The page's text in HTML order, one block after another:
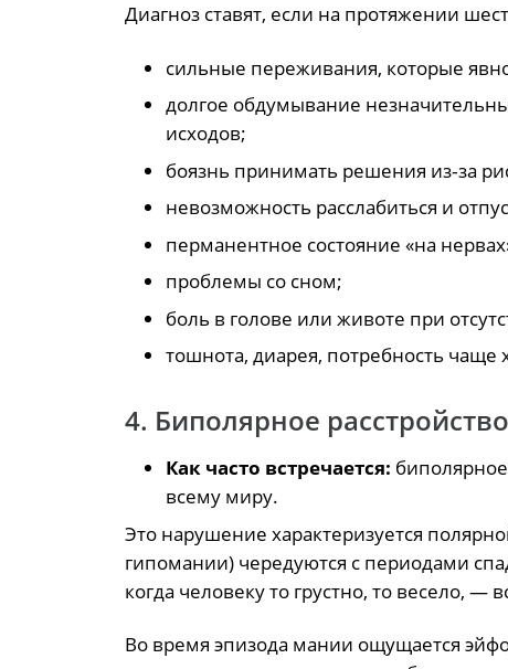
Диагноз ставят, если на протяжении
сильные переживания, которые
долгое обдумывание
исходов;
боязнь принимать решения из‑за
невозможность расслабиться и
перманентное состояние «на
проблемы со сном;
боль в голове или животе при
тошнота, диарея, потребность чаще
4. Биполярное расстройство
Как часто встречается:
всему миру.
Это нарушение характеризуется
гипомании) чередуются с периодами
когда человеку то грустно, то весело, —
Во время эпизода мании ощущается